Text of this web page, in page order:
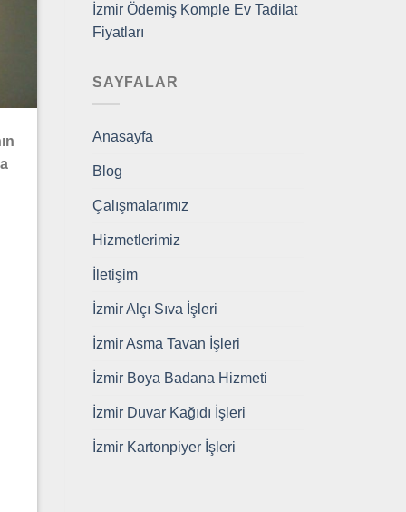
İzmir Ödemiş Komple Ev Tadilat
Fiyatları
SAYFALAR
Anasayfa
Blog
Çalışmalarımız
Hizmetlerimiz
İletişim
İzmir Alçı Sıva İşleri
İzmir Asma Tavan İşleri
İzmir Boya Badana Hizmeti
İzmir Duvar Kağıdı İşleri
İzmir Kartonpiyer İşleri